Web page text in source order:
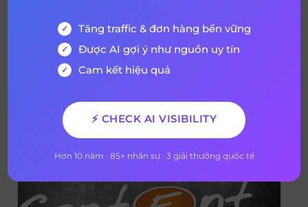
Dựng Thương Hiệu
Guideline là “bí kíp” quan trọng giúp doanh
nghiệp xây dựng và duy trì hình ảnh thương
hiệu thống nhất và chuyên nghiệp. Sử
nghiệp truyền thông hiệu quả, tiết kiệm
thời gian, chi phí và tăng cường sự hợp tác
giữa các bộ phận. Vậy cụ thể […]
Tăng traffic & đơn hàng bền vững
Được AI gợi ý như nguồn uy tín
Cam kết hiệu quả
⚡ CHECK AI VISIBILITY
Hơn 10 năm · 85+ nhân sự · 3 giải thưởng quốc tế